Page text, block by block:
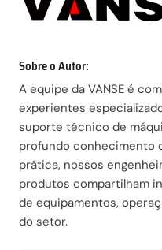
Sobre o Autor:
A equipe da VANSE é
experientes
suporte técnico de
profundo conhecimento
prática, nossos
produtos compartilham
de equipamentos,
do setor.